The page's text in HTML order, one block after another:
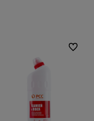
Do
Do